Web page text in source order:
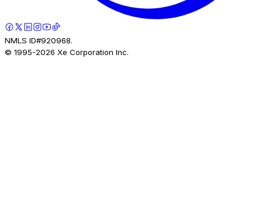
NMLS ID#920968.
© 1995-2026 Xe Corporation Inc.